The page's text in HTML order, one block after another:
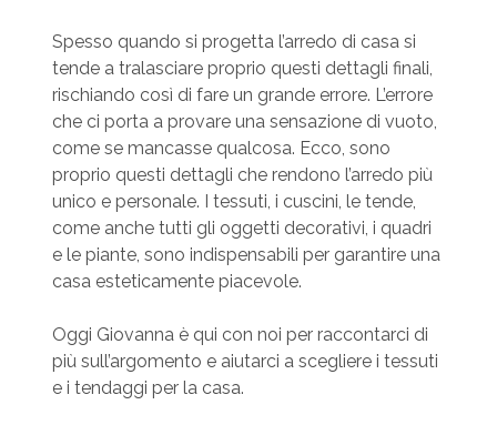
Spesso quando si progetta l’arredo di casa si
tende a tralasciare proprio questi dettagli finali,
rischiando così di fare un grande errore. L’errore
che ci porta a provare una sensazione di vuoto,
come se mancasse qualcosa. Ecco, sono
proprio questi dettagli che rendono l’arredo più
unico e personale. I tessuti, i cuscini, le tende,
come anche tutti gli oggetti decorativi, i quadri
e le piante, sono indispensabili per garantire una
casa esteticamente piacevole.
Oggi Giovanna è qui con noi per raccontarci di
più sull’argomento e aiutarci a scegliere i tessuti
e i tendaggi per la casa.